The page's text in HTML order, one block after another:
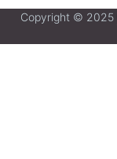
Copyright © 2025